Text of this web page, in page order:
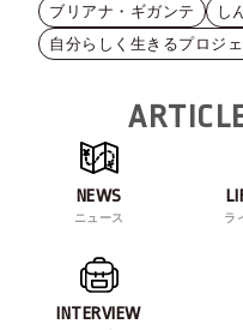
ブリアナ・ギガンテ
し
自分らしく生きるプロジ
NEWS
ニュース ラ
INTERVIEW